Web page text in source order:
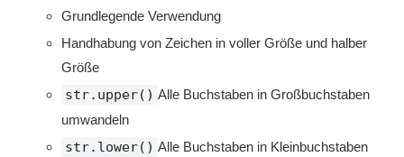
Grundlegende Verwendung
Handhabung von Zeichen in voller Größe und halber
Größe
str.upper() Alle Buchstaben in Großbuchstaben
umwandeln
str.lower() Alle Buchstaben in Kleinbuchstaben